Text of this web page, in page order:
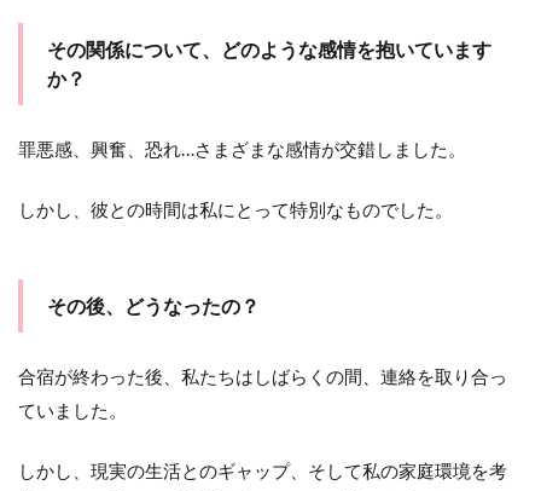
その関係について、どのような感情を抱いています
か？
罪悪感、興奮、恐れ…さまざまな感情が交錯しました。
しかし、彼との時間は私にとって特別なものでした。
その後、どうなったの？
合宿が終わった後、私たちはしばらくの間、連絡を取り合っ
ていました。
しかし、現実の生活とのギャップ、そして私の家庭環境を考